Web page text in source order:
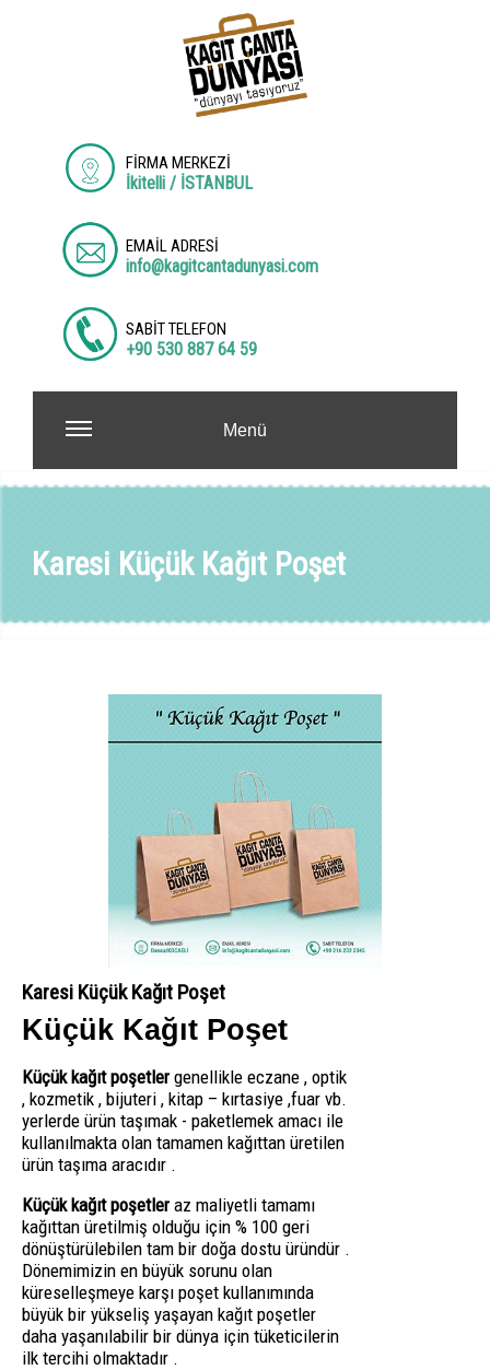
FİRMA MERKEZİ
İkitelli / İSTANBUL
EMAİL ADRESİ
info@kagitcantadunyasi.com
SABİT TELEFON
+90 530 887 64 59
Menü
Karesi Küçük Kağıt Poşet
Karesi Küçük Kağıt Poşet
Küçük Kağıt Poşet
Küçük kağıt poşetlergenellikle eczane , optik
, kozmetik , bijuteri , kitap – kırtasiye ,fuar vb.
yerlerde ürün taşımak - paketlemek amacı ile
kullanılmakta olan tamamen kağıttan üretilen
ürün taşıma aracıdır .
Küçük kağıt poşetleraz maliyetli tamamı
kağıttan üretilmiş olduğu için % 100 geri
dönüştürülebilen tam bir doğa dostu üründür .
Dönemimizin en büyük sorunu olan
küreselleşmeye karşı poşet kullanımında
büyük bir yükseliş yaşayan kağıt poşetler
daha yaşanılabilir bir dünya için tüketicilerin
ilk tercihi olmaktadır .